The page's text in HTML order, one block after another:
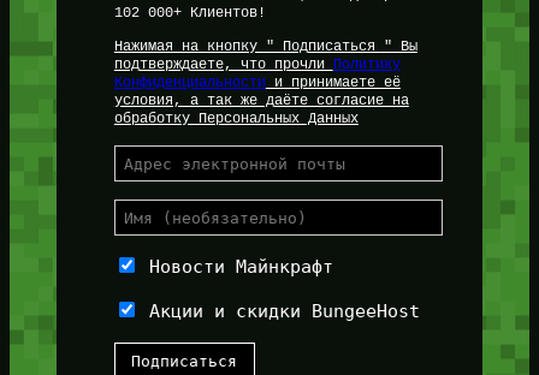
102 000+ Клиентов!
Нажимая на кнопку " Подписаться " Вы
подтверждаете, что прочли
Политику
Конфиденциальностии принимаете её
условия, а так же даёте согласие на
обработку Персональных Данных
Новости Майнкрафт
Акции и скидки BungeeHost